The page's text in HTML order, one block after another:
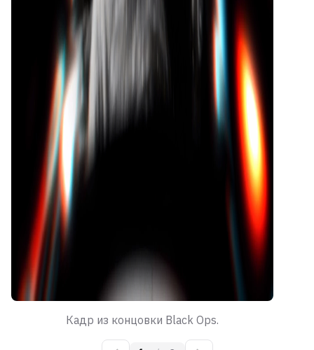
Кадр из концовки Black Ops.